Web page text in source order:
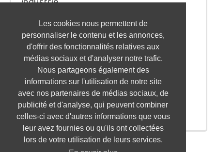
Les cookies nous permettent de
personnaliser le contenu et les annonces,
d'offrir des fonctionnalités relatives aux
médias sociaux et d'analyser notre trafic.
Nous partageons également des
informations sur l'utilisation de notre site
avec nos partenaires de médias sociaux, de
publicité et d'analyse, qui peuvent combiner
celles-ci avec d'autres informations que vous
leur avez fournies ou qu'ils ont collectées
lors de votre utilisation de leurs services.
Juridique/Droit
Qualité / Sécurité / Environnement
Logistique / Transport
Marketing / Communication
Ressources Humaines
Restauration / Hôtellerie
Santé
Service à la personne / aux entreprises